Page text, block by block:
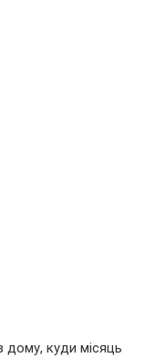
куди місяць